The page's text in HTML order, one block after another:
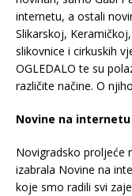
internetu, a ostali
Slikarskoj,
slikovnice i cirkuskih
OGLEDALO te su
različite načine. O
Novine na internetu
Novigradsko proljeće
izabrala Novine na
koje smo radili svi